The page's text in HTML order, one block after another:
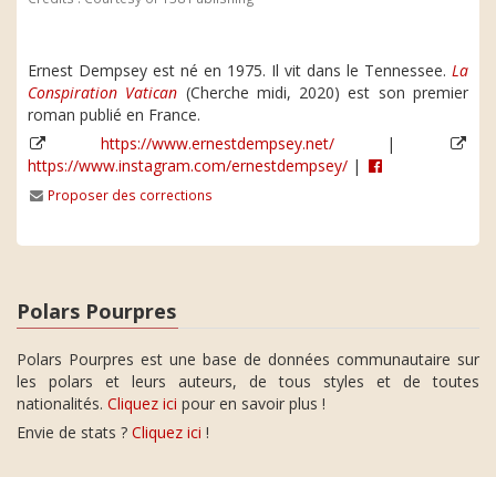
Ernest Dempsey est né en 1975. Il vit dans le Tennessee. La
Conspiration Vatican (Cherche midi, 2020) est son premier
roman publié en France.
https://www.ernestdempsey.net/|
https://www.instagram.com/ernestdempsey/ |
Proposer des corrections
Polars Pourpres
Polars Pourpres est une base de données communautaire sur
les polars et leurs auteurs, de tous styles et de toutes
nationalités. Cliquez ici pour en savoir plus !
Envie de stats ? Cliquez ici !